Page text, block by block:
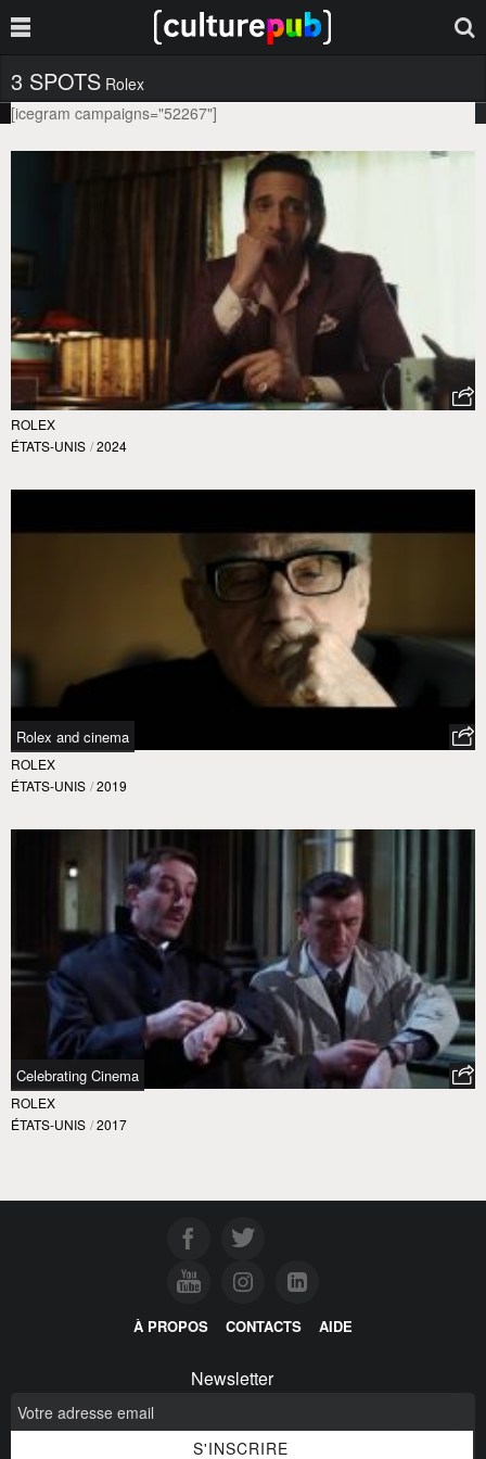
3 SPOTS Rolex
[icegram campaigns="52267"]
ROLEX
ÉTATS-UNIS / 2024
Rolex and cinema
ROLEX
ÉTATS-UNIS / 2019
Celebrating Cinema
ROLEX
ÉTATS-UNIS / 2017
À PROPOS CONTACTS AIDE
Newsletter